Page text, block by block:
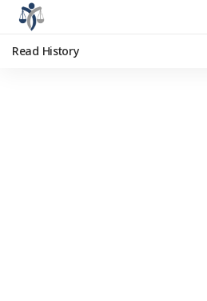
Read History